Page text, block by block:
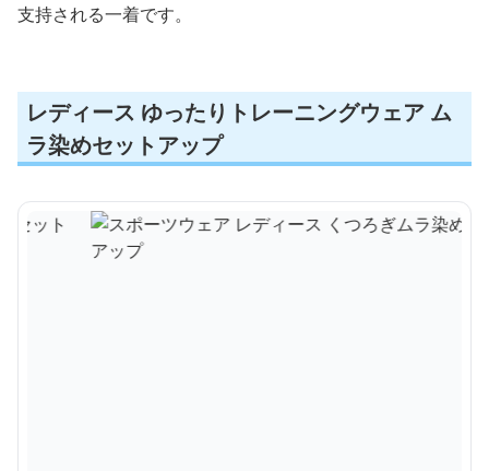
支持される一着です。
レディース ゆったりトレーニングウェア ム
ラ染めセットアップ